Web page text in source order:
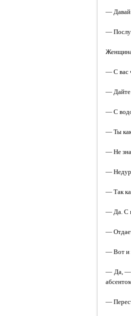
— Давай
—
— С вас
— Дайте
— С
— Ты
— Не
—
— Так
— Да. С
—
— Вот и
— Да, —
—